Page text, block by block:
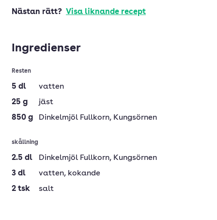
Nästan rätt? Visa liknande recept
Ingredienser
Resten
5 dl
vatten
25 g
jäst
850 g Dinkelmjöl Fullkorn, Kungsörnen
skållning
2.5 dl Dinkelmjöl Fullkorn, Kungsörnen
3 dl vatten, kokande
2 tsk salt